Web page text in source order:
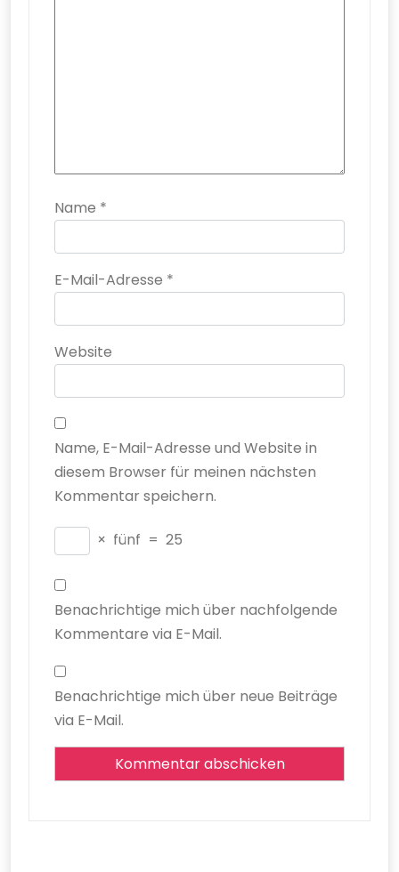
Name *
E-Mail-Adresse *
Website
Name, E-Mail-Adresse und Website in
diesem Browser für meinen nächsten
Kommentar speichern.
× fünf = 25
Benachrichtige mich über nachfolgende
Kommentare via E-Mail.
Benachrichtige mich über neue Beiträge
via E-Mail.